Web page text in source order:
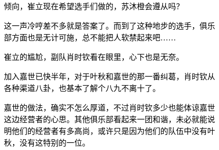
倾向，崔立现在希望选手们做的，苏沐橙会遵从吗？
这一声冷哼差不多就是答案了。而到了这种地步的选手，俱乐
部方面也是无计可施，总不能把人软禁起来吧……
崔立的尴尬，副队肖时钦看在眼里，心下也是无奈。
加入嘉世已快半年，对于叶秋和嘉世的那一番纠葛，肖时钦从
各种渠道八卦，也基本了解个八九不离十了。
嘉世的做法，确实不怎么厚道，不过肖时钦多少也能体谅嘉世
这边经营者的心思。其他俱乐部看起来一团和谐，未必就能说
明他们的经营者有多高尚，或许只是因为他们的队伍中没有叶
秋，没有这特别的一位。